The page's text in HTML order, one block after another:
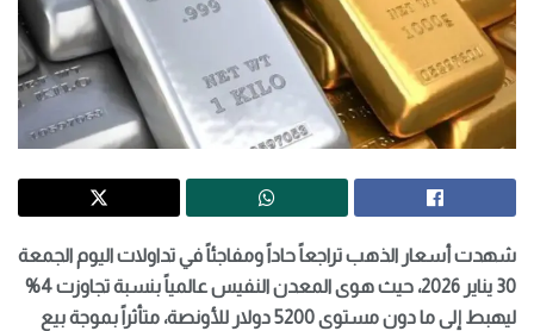
شهدت أسعار الذهب تراجعاً حاداً ومفاجئاً في تداولات اليوم الجمعة
30 يناير 2026، حيث هوى المعدن النفيس عالمياً بنسبة تجاوزت 4%
ليهبط إلى ما دون مستوى 5200 دولار للأونصة، متأثراً بموجة بيع